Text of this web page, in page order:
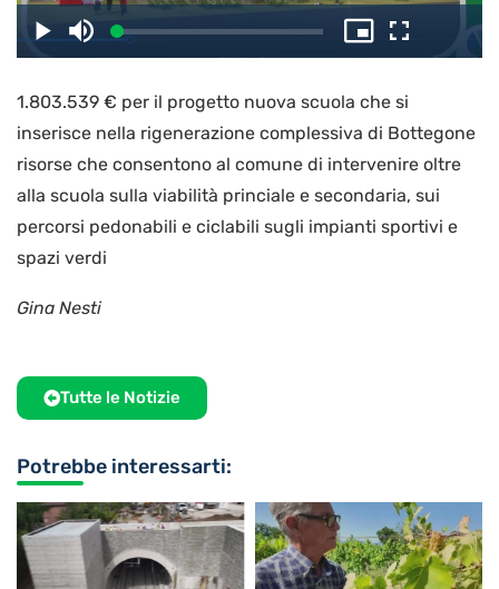
il
video
PlayDisattiva
l’audio
Caricato:
3.27%
Picture-
in-
Schermo
intero
1.803.539 € per il progetto nuova scuola che si
inserisce nella rigenerazione complessiva di Bottegone
risorse che consentono al comune di intervenire oltre
alla scuola sulla viabilità princiale e secondaria, sui
percorsi pedonabili e ciclabili sugli impianti sportivi e
spazi verdi
Gina Nesti
Tutte le Notizie
Potrebbe interessarti: